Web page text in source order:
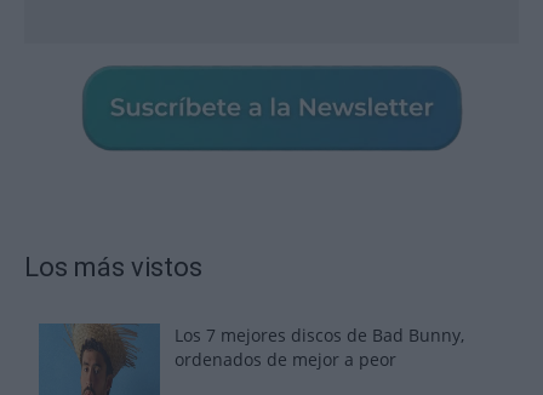
Los más vistos
Los 7 mejores discos de Bad Bunny,
ordenados de mejor a peor